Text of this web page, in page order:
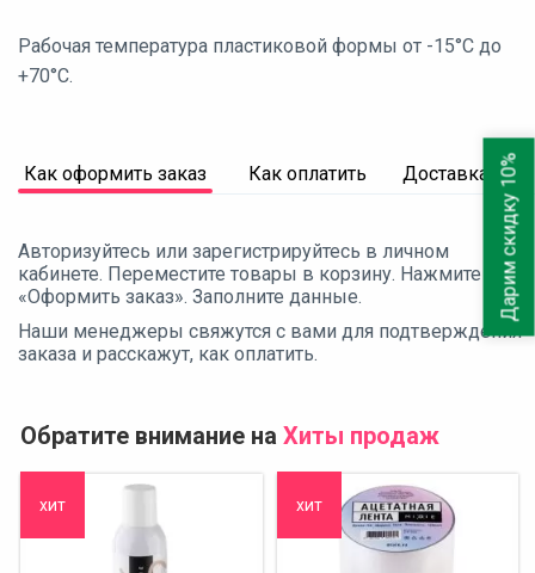
Рабочая температура пластиковой формы от -15°С до
+70°С.
Как оформить заказ Как оплатить Доставка
Авторизуйтесь или зарегистрируйтесь в личном
кабинете. Переместите товары в корзину. Нажмите
«Оформить заказ». Заполните данные.
Наши менеджеры свяжутся с вами для подтверждения
заказа и расскажут, как оплатить.
Обратите внимание на Хиты продаж
хит хит
Дарим скидку 10%